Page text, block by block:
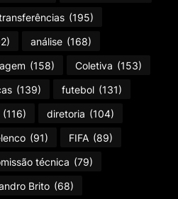
(195)
análise (168)
(158) Coletiva (153)
(139) futebol (131)
(116) diretoria (104)
(91) FIFA (89)
técnica (79)
Brito (68)